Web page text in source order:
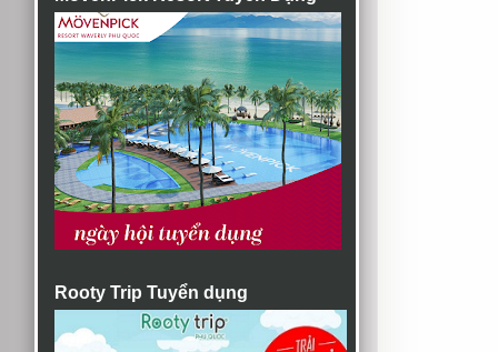
Rooty Trip Tuyển dụng